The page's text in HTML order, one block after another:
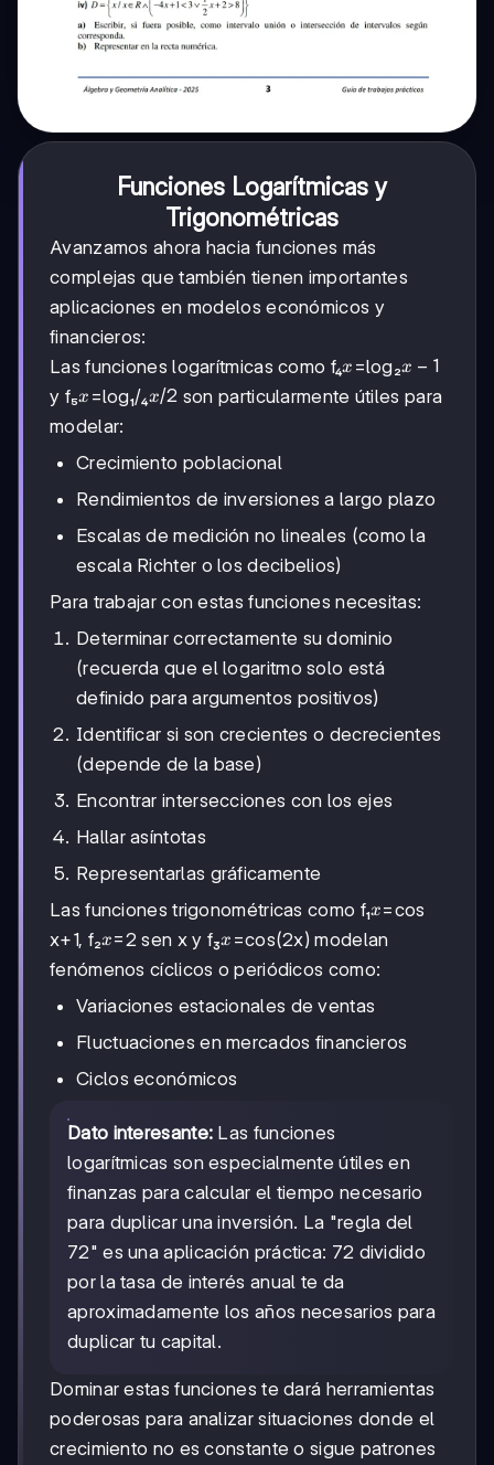
Funciones Logarítmicas y
Trigonométricas
Avanzamos ahora hacia funciones más
complejas que también tienen importantes
aplicaciones en modelos económicos y
financieros:
Las funciones logarítmicas como f₄x
x =log₂x-
1
x − 1
y f₅x
x =log₁/₄x/2
x/2 son particularmente útiles para
modelar:
Crecimiento poblacional
Rendimientos de inversiones a largo plazo
Escalas de medición no lineales (como la
escala Richter o los decibelios)
Para trabajar con estas funciones necesitas:
Determinar correctamente su dominio
(recuerda que el logaritmo solo está
definido para argumentos positivos)
Identificar si son crecientes o decrecientes
(depende de la base)
Encontrar intersecciones con los ejes
Hallar asíntotas
Representarlas gráficamente
Las funciones trigonométricas como f₁x
x=cos
x+1, f₂x
x=2 sen x y f₃x
x =cos(2x) modelan
fenómenos cíclicos o periódicos como:
Variaciones estacionales de ventas
Fluctuaciones en mercados financieros
Ciclos económicos
Dato interesante: Las funciones
logarítmicas son especialmente útiles en
finanzas para calcular el tiempo necesario
para duplicar una inversión. La "regla del
72" es una aplicación práctica: 72 dividido
por la tasa de interés anual te da
aproximadamente los años necesarios para
duplicar tu capital.
Dominar estas funciones te dará herramientas
poderosas para analizar situaciones donde el
crecimiento no es constante o sigue patrones